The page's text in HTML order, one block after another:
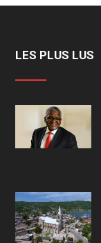
LES PLUS LUS